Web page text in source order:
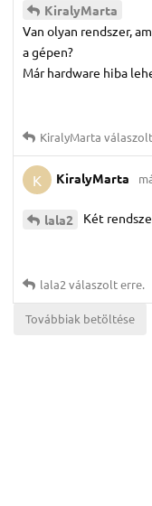
KiralyMarta
Van olyan rendszer,
a gépen?
Már hardware hiba
KiralyMarta
K KiralyMarta
lala2 Két
lala2 válaszolt erre.
Továbbiak betöltése